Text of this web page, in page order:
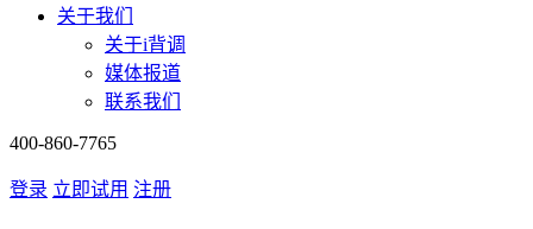
关于我们
关于i背调
媒体报道
联系我们
400-860-7765
登录 立即试用 注册